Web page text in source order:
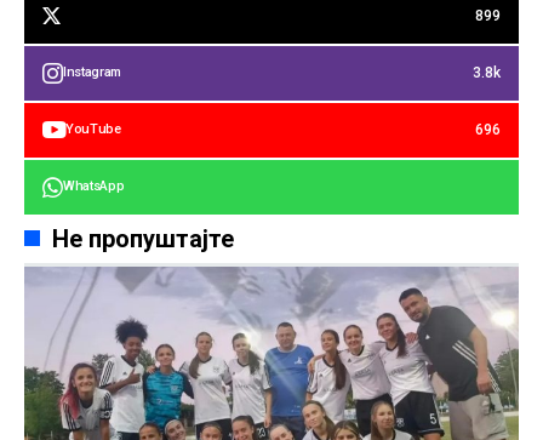
899
Instagram 3.8k
YouTube 696
WhatsApp
Не пропуштајте